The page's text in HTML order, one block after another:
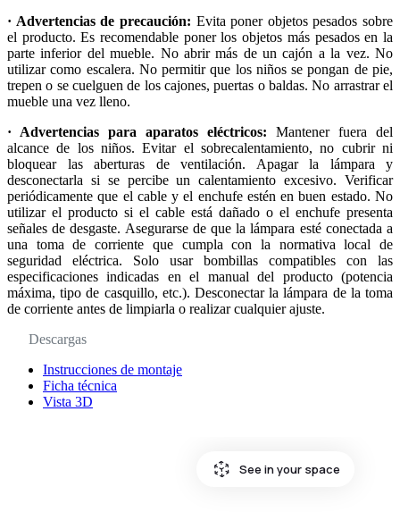
· Advertencias de precaución: Evita poner objetos pesados sobre
el producto. Es recomendable poner los objetos más pesados en la
parte inferior del mueble. No abrir más de un cajón a la vez. No
utilizar como escalera. No permitir que los niños se pongan de pie,
trepen o se cuelguen de los cajones, puertas o baldas. No arrastrar el
mueble una vez lleno.
· Advertencias para aparatos eléctricos: Mantener fuera del
alcance de los niños. Evitar el sobrecalentamiento, no cubrir ni
bloquear las aberturas de ventilación. Apagar la lámpara y
desconectarla si se percibe un calentamiento excesivo. Verificar
periódicamente que el cable y el enchufe estén en buen estado. No
utilizar el producto si el cable está dañado o el enchufe presenta
señales de desgaste. Asegurarse de que la lámpara esté conectada a
una toma de corriente que cumpla con la normativa local de
seguridad eléctrica. Solo usar bombillas compatibles con las
especificaciones indicadas en el manual del producto (potencia
máxima, tipo de casquillo, etc.). Desconectar la lámpara de la toma
de corriente antes de limpiarla o realizar cualquier ajuste.
Descargas
Instrucciones de montaje
Ficha técnica
Vista 3D